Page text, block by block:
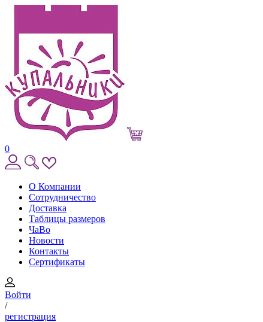
0
О Компании
Сотрудничество
Доставка
Таблицы размеров
ЧаВо
Новости
Контакты
Сертификаты
Войти
/
регистрация